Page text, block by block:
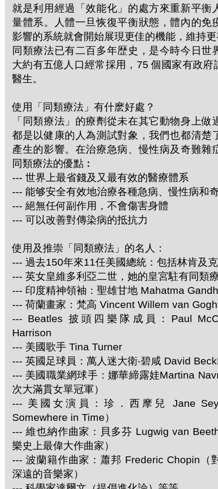
就是利用經過「效能化」的處方來重新平衡
量體系。人體一旦恢復平衡狀態，體內的免
影響的系統就會開始展現更佳的機能，維持
同類療法已有二百多年歴史，是今時今日世
大約有五億人口經常採用，75 個國家有政府
醫生。
使用「同類療法」有什麽好處？
「同類療法」的療劑從未在其它動物身上做
都是以健康的人為測試對象，我們也都清楚
產生的影響。在治療急病、慢性病及奇難雜
同類療法的優點︰
--- 世界上最省錢及又最有效的醫療體系
--- 能够安全有效地治療各種急病、慢性病和
--- 絕無任何副作用，不會傷害身體
--- 可以改善對傳染病的抵抗力
使用及推崇「同類療法」的名人：
--- 過去150年來11任美國總統：包括林肯及
--- 英女皇維多利亞二世，她的皇宮駐有同類
--- 印度精神領袖：聖雄甘地 Mahatma
--- 荷蘭畫家：梵高 Vincent Willem van Gogh
--- Beatles 披頭四樂隊成員：Paul
Harrison
--- 美國歌手 Tina Turner
--- 英國足球員：萬人迷大衛‧碧咸 David
--- 美國職業網球手：娜華締露娃Martina
次大滿貫女單冠軍）
--- 美國女演員：珍．西摩兒 Jane
Somewhere in Time）
--- 維也納作曲家：貝多芬 Lugwig van
樂史上最偉大作曲家）
--- 波蘭籍作曲家：蕭邦 Frederic Chopin（
深遠的音樂家）